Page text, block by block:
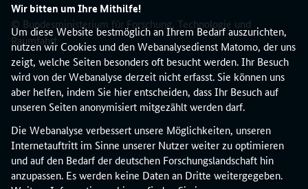
Wir bitten um Ihre Mithilfe!
Um diese Website bestmöglich an Ihrem Bedarf auszurichten,
nutzen wir Cookies und den Webanalysedienst Matomo, der uns
zeigt, welche Seiten besonders oft besucht werden. Ihr Besuch
wird von der Webanalyse derzeit nicht erfasst. Sie können uns
aber helfen, indem Sie hier entscheiden, dass Ihr Besuch auf
unseren Seiten anonymisiert mitgezählt werden darf.
Die Webanalyse verbessert unsere Möglichkeiten, unseren
Internetauftritt im Sinne unserer Nutzer weiter zu optimieren
und auf den Bedarf der deutschen Forschungslandschaft hin
anzupassen. Es werden keine Daten an Dritte weitergegeben.
© Bundesministerium für Forschung, Technologie und
Raumfahrt